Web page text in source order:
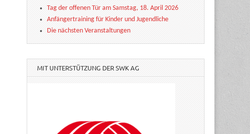
Tag der offenen Tür am Samstag, 18. April 2026
Anfängertraining für Kinder und Jugendliche
Die nächsten Veranstaltungen
MIT UNTERSTÜTZUNG DER SWK AG